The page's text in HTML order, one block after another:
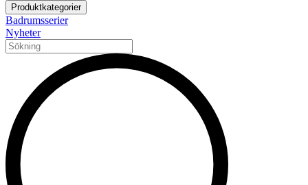
Produktkategorier
Badrumsserier
Nyheter